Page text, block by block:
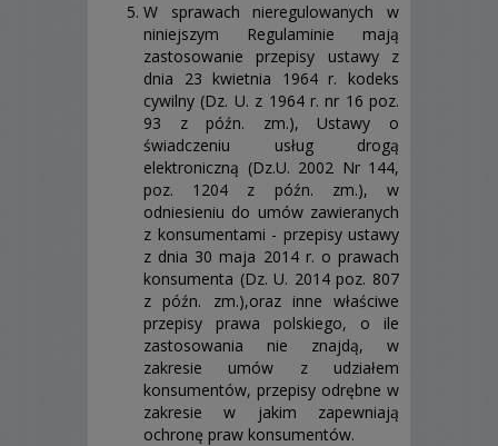
W sprawach nieregulowanych w
niniejszym Regulaminie mają
zastosowanie przepisy ustawy z
dnia 23 kwietnia 1964 r. kodeks
cywilny (Dz. U. z 1964 r. nr 16 poz.
93 z późn. zm.), Ustawy o
świadczeniu usług drogą
elektroniczną (Dz.U. 2002 Nr 144,
poz. 1204 z późn. zm.), w
odniesieniu do umów zawieranych
z konsumentami - przepisy ustawy
z dnia 30 maja 2014 r. o prawach
konsumenta (Dz. U. 2014 poz. 807
z późn. zm.),oraz inne właściwe
przepisy prawa polskiego, o ile
zastosowania nie znajdą, w
zakresie umów z udziałem
konsumentów, przepisy odrębne w
zakresie w jakim zapewniają
ochronę praw konsumentów.